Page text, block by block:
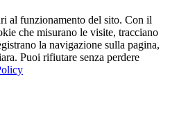
al funzionamento del sito. Con il
che misurano le visite, tracciano
la navigazione sulla pagina,
Puoi rifiutare senza perdere